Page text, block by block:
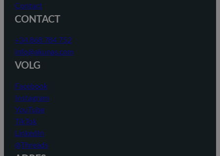
Contact
CONTACT
+34 868 784 752
info@akunas.com
VOLG
Facebook
Instagram
YouTube
TikTok
LinkedIn
@Threads